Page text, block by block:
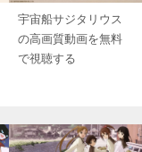
宇宙船サジタリウス
の高画質動画を無料
で視聴する